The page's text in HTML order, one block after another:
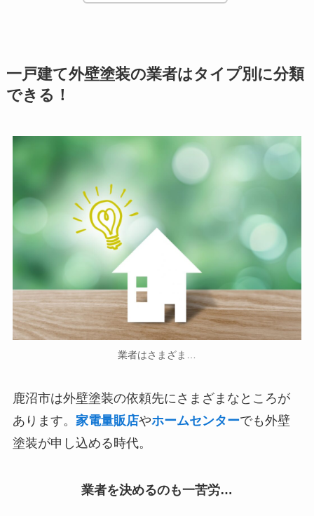
一戸建て外壁塗装の業者はタイプ別に分類
できる！
業者はさまざま…
鹿沼市は外壁塗装の依頼先にさまざまなところが
あります。 家電量販店やホームセンターでも外壁
塗装が申し込める時代。
業者を決めるのも一苦労…